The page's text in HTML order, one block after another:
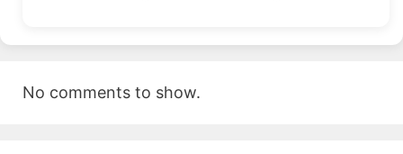
No comments to show.